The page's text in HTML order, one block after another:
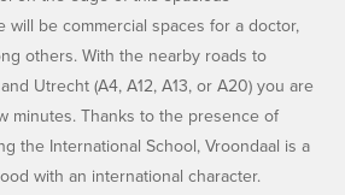
will be commercial spaces for a doctor,
others. With the nearby roads to
Utrecht (A4, A12, A13, or A20) you are
minutes. Thanks to the presence of
the International School, Vroondaal is a
with an international character.